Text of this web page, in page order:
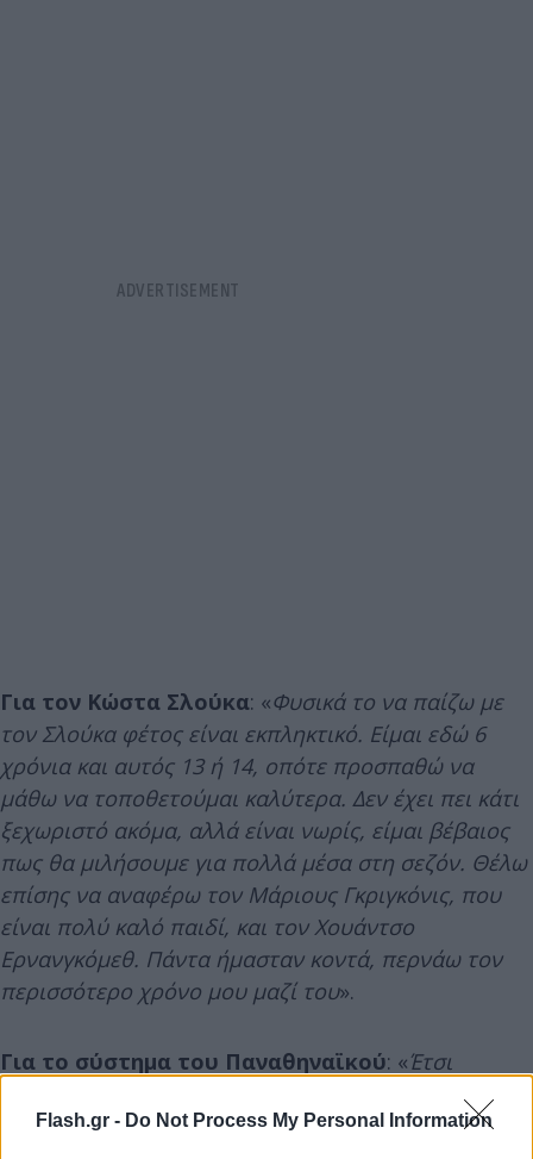
Flash.gr - Do Not Process My Personal Information
Για τον Κώστα Σλούκα: «Φυσικά το να παίζω με
τον Σλούκα φέτος είναι εκπληκτικό. Είμαι εδώ 6
χρόνια και αυτός 13 ή 14, οπότε προσπαθώ να
μάθω να τοποθετούμαι καλύτερα. Δεν έχει πει κάτι
ξεχωριστό ακόμα, αλλά είναι νωρίς, είμαι βέβαιος
πως θα μιλήσουμε για πολλά μέσα στη σεζόν. Θέλω
επίσης να αναφέρω τον Μάριους Γκριγκόνις, που
είναι πολύ καλό παιδί, και τον Χουάντσο
Ερνανγκόμεθ. Πάντα ήμασταν κοντά, περνάω τον
περισσότερο χρόνο μου μαζί του».
Για το σύστημα του Παναθηναϊκού: «Έτσι
παίζαμε πέρσι στη Μακάμπι. Το να παίζω με τον
Ναν θα είναι εντυπωσιακό. Όπως και ο Ουέιντ